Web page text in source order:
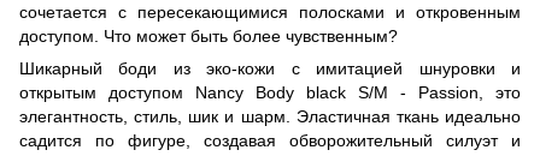
сочетается с пересекающимися полосками и откровенным
доступом. Что может быть более чувственным?
Шикарный боди из эко-кожи с имитацией шнуровки и
открытым доступом Nancy Body black S/M - Passion, это
элегантность, стиль, шик и шарм. Эластичная ткань идеально
садится по фигуре, создавая обворожительный силуэт и